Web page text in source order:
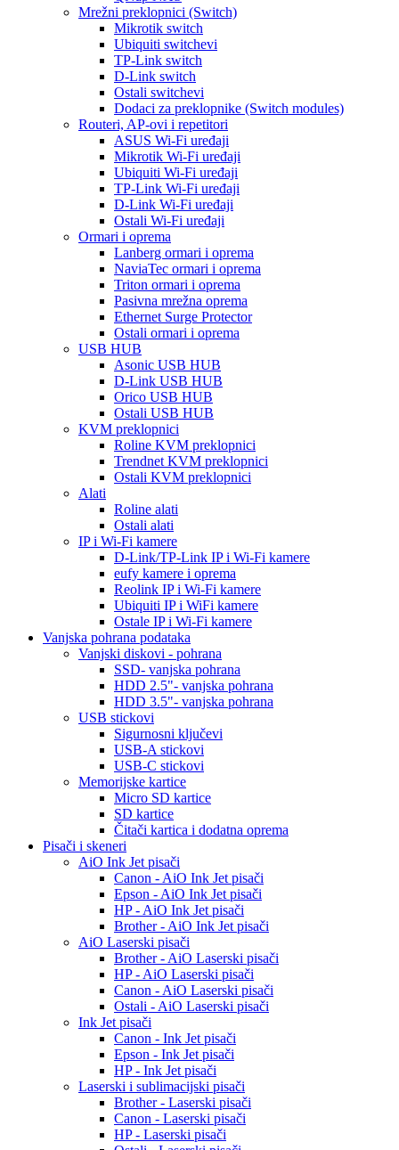
Mrežni preklopnici (Switch)
Mikrotik switch
Ubiquiti switchevi
TP-Link switch
D-Link switch
Ostali switchevi
Dodaci za preklopnike (Switch modules)
Routeri, AP-ovi i repetitori
ASUS Wi-Fi uređaji
Mikrotik Wi-Fi uređaji
Ubiquiti Wi-Fi uređaji
TP-Link Wi-Fi uređaji
D-Link Wi-Fi uređaji
Ostali Wi-Fi uređaji
Ormari i oprema
Lanberg ormari i oprema
NaviaTec ormari i oprema
Triton ormari i oprema
Pasivna mrežna oprema
Ethernet Surge Protector
Ostali ormari i oprema
USB HUB
Asonic USB HUB
D-Link USB HUB
Orico USB HUB
Ostali USB HUB
KVM preklopnici
Roline KVM preklopnici
Trendnet KVM preklopnici
Ostali KVM preklopnici
Alati
Roline alati
Ostali alati
IP i Wi-Fi kamere
D-Link/TP-Link IP i Wi-Fi kamere
eufy kamere i oprema
Reolink IP i Wi-Fi kamere
Ubiquiti IP i WiFi kamere
Ostale IP i Wi-Fi kamere
Vanjska pohrana podataka
Vanjski diskovi - pohrana
SSD- vanjska pohrana
HDD 2.5"- vanjska pohrana
HDD 3.5"- vanjska pohrana
USB stickovi
Sigurnosni ključevi
USB-A stickovi
USB-C stickovi
Memorijske kartice
Micro SD kartice
SD kartice
Čitači kartica i dodatna oprema
Pisači i skeneri
AiO Ink Jet pisači
Canon - AiO Ink Jet pisači
Epson - AiO Ink Jet pisači
HP - AiO Ink Jet pisači
Brother - AiO Ink Jet pisači
AiO Laserski pisači
Brother - AiO Laserski pisači
HP - AiO Laserski pisači
Canon - AiO Laserski pisači
Ostali - AiO Laserski pisači
Ink Jet pisači
Canon - Ink Jet pisači
Epson - Ink Jet pisači
HP - Ink Jet pisači
Laserski i sublimacijski pisači
Brother - Laserski pisači
Canon - Laserski pisači
HP - Laserski pisači